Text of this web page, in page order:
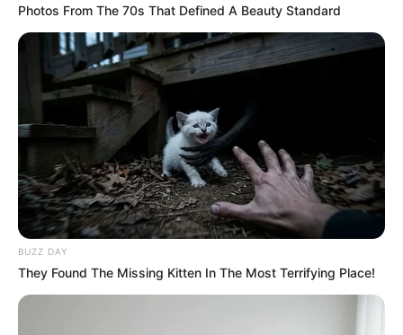
Photos From The 70s That Defined A Beauty Standard
BUZZ DAY
They Found The Missing Kitten In The Most Terrifying Place!